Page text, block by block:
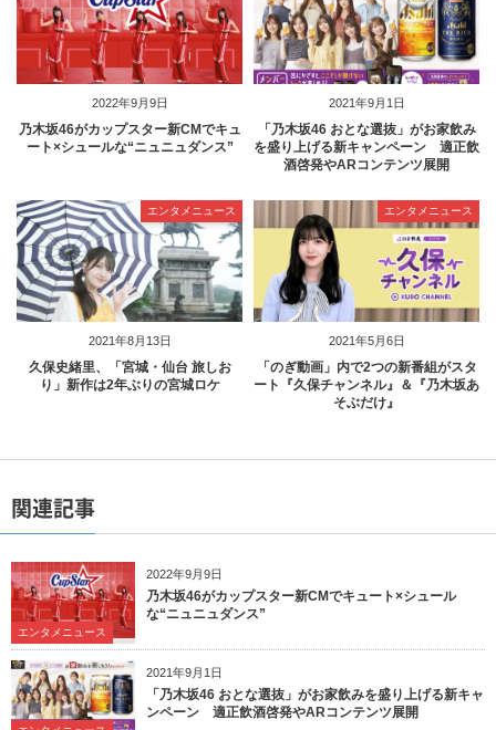
2022年9月9日
乃木坂46がカップスター新CMでキュ
ート×シュールな“ニュニュダンス”
2021年9月1日
「乃木坂46 おとな選抜」がお家飲み
を盛り上げる新キャンペーン 適正飲
酒啓発やARコンテンツ展開
2021年8月13日
エンタメニュース
久保史緒里、「宮城・仙台 旅しお
り」新作は2年ぶりの宮城ロケ
2021年5月6日
エンタメニュース
「のぎ動画」内で2つの新番組がスタ
ート『久保チャンネル』＆『乃木坂あ
そぶだけ』
関連記事
2022年9月9日
エンタメニュース
乃木坂46がカップスター新CMでキュート×シュール
な“ニュニュダンス”
2021年9月1日
「乃木坂46 おとな選抜」がお家飲みを盛り上げる新キャ
ンペーン 適正飲酒啓発やARコンテンツ展開